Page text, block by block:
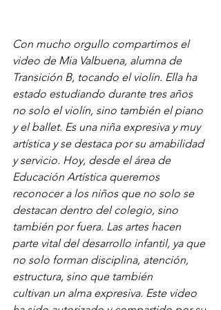
Con mucho orgullo compartimos el
video de Mia Valbuena, alumna de
Transición B, tocando el violín. Ella ha
estado estudiando durante tres años
no solo el violín, sino también el piano
y el ballet. Es una niña expresiva y muy
artística y se destaca por su amabilidad
y servicio. Hoy, desde el área de
Educación Artística queremos
reconocer a los niños que no solo se
destacan dentro del colegio, sino
también por fuera. Las artes hacen
parte vital del desarrollo infantil, ya que
no solo forman disciplina, atención,
estructura, sino que también
cultivan un alma expresiva. Este video